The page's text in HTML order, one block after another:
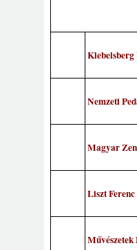
Nemzeti
Magyar
Liszt